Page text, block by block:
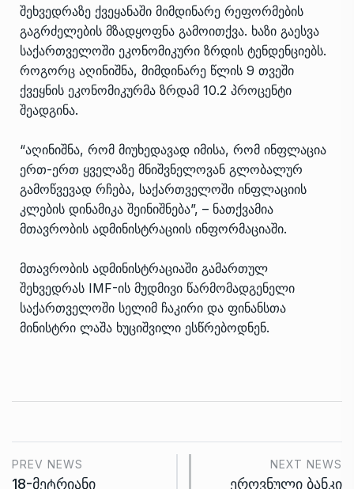
შეხვედრაზე ქვეყანაში მიმდინარე რეფორმების
გაგრძელების მზადყოფნა გამოითქვა. ხაზი გაესვა
საქართველოში ეკონომიკური ზრდის ტენდენციებს.
როგორც აღინიშნა, მიმდინარე წლის 9 თვეში
ქვეყნის ეკონომიკურმა ზრდამ 10.2 პროცენტი
შეადგინა.
“აღინიშნა, რომ მიუხედავად იმისა, რომ ინფლაცია
ერთ-ერთ ყველაზე მნიშვნელოვან გლობალურ
გამოწვევად რჩება, საქართველოში ინფლაციის
კლების დინამიკა შეინიშნება”, – ნათქვამია
მთავრობის ადმინისტრაციის ინფორმაციაში.
მთავრობის ადმინისტრაციაში გამართულ
შეხვედრას IMF-ის მუდმივი წარმომადგენელი
საქართველოში სელიმ ჩაკირი და ფინანსთა
მინისტრი ლაშა ხუციშვილი ესწრებოდნენ.
PREV NEWS
18-მეტრიანი
NEXT NEWS
ეროვნული ბანკი